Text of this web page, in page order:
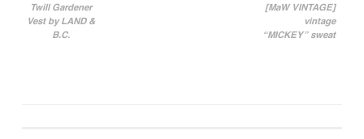
投稿ナビゲーション
Twill Gardener
Vest by LAND &
B.C.
[MaW VINTAGE]
vintage
“MICKEY” sweat